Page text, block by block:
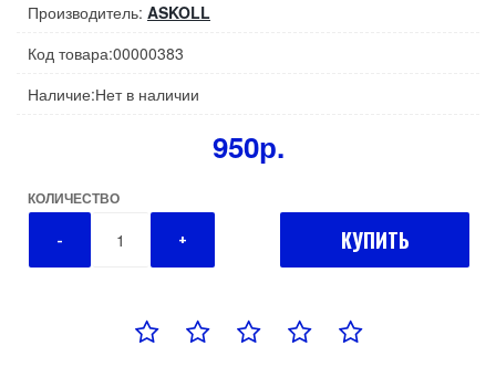
Производитель: ASKOLL
Код товара:00000383
Наличие:Нет в наличии
950р.
КОЛИЧЕСТВО
- + КУПИТЬ